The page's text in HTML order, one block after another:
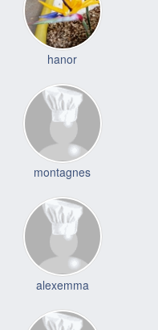
hanor
montagnes
alexemma